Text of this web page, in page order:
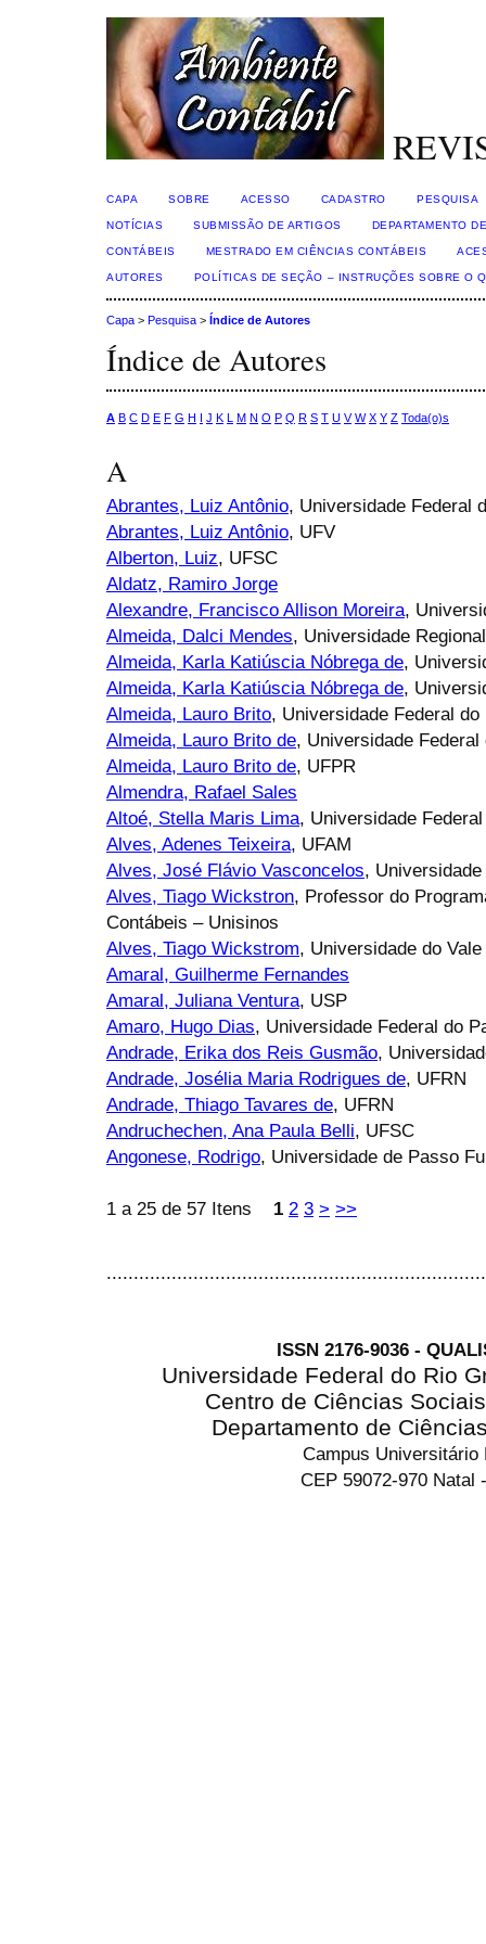
CAPA SOBRE ACESSO CADASTRO PESQUISA
NOTÍCIAS SUBMISSÃO DE ARTIGOS DEPARTAMENTO
CONTÁBEIS MESTRADO EM CIÊNCIAS CONTÁBEIS
AUTORES POLÍTICAS DE SEÇÃO – INSTRUÇÕES SOBRE O
Capa > Pesquisa > Índice de Autores
Índice de Autores
A B C D E F G H I J K L M N O P Q R S T U V W X Y Z Toda(o)s
A
Abrantes, Luiz Antônio, Universidade Federal
Abrantes, Luiz Antônio, UFV
Alberton, Luiz, UFSC
Aldatz, Ramiro Jorge
Alexandre, Francisco Allison Moreira,
Almeida, Dalci Mendes, Universidade
Almeida, Karla Katiúscia Nóbrega de,
Almeida, Karla Katiúscia Nóbrega de,
Almeida, Lauro Brito, Universidade Federal do
Almeida, Lauro Brito de, Universidade Federal
Almeida, Lauro Brito de, UFPR
Almendra, Rafael Sales
Altoé, Stella Maris Lima, Universidade
Alves, Adenes Teixeira, UFAM
Alves, José Flávio Vasconcelos,
Alves, Tiago Wickstron, Professor do
Contábeis – Unisinos
Alves, Tiago Wickstrom, Universidade do
Amaral, Guilherme Fernandes
Amaral, Juliana Ventura, USP
Amaro, Hugo Dias, Universidade Federal do
Andrade, Erika dos Reis Gusmão,
Andrade, Josélia Maria Rodrigues de, UFRN
Andrade, Thiago Tavares de, UFRN
Andruchechen, Ana Paula Belli, UFSC
Angonese, Rodrigo, Universidade de Passo
1 a 25 de 57 Itens 1 2 3 > >>
ISSN 2176-9036 -
Universidade Federal do Rio
Centro de Ciências
Departamento de
Campus Universitário
CEP 59072-970 Natal